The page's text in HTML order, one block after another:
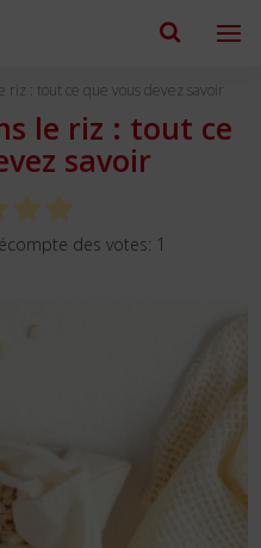
riz : tout ce que vous devez savoir
le riz : tout ce
savoir
des votes: 1